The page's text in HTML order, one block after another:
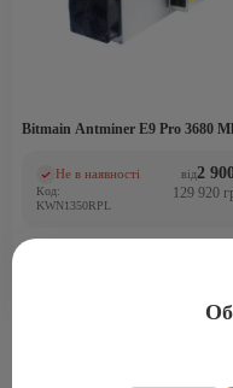
Bitmain Antminer E9 Pro 3680
Не в наявності
(0)
Код:
KWN1350RPL
від2
129 920